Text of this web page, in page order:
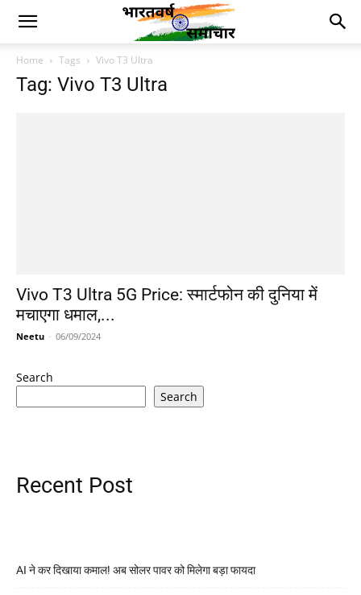
Home Tags Vivo T3 Ultra
Tag: Vivo T3 Ultra
Vivo T3 Ultra 5G Price: स्मार्टफोन की दुनिया में
मचाएगा धमाल,...
Neetu - 06/09/2024
Search
Search
Recent Post
AI ने कर दिखाया कमाल! अब सोलर पावर को मिलेगा बड़ा फायदा